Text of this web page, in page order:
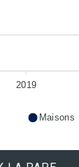
2019
Maisons